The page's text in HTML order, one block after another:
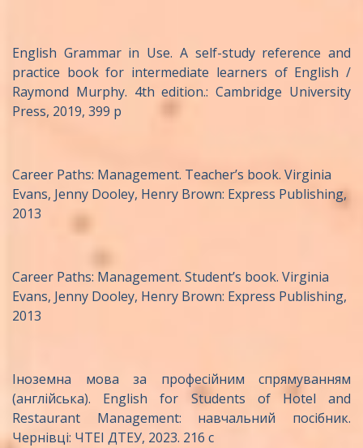
English Grammar in Use. A self-study reference and
practice book for intermediate learners of English /
Raymond Murphy. 4th edition.: Cambridge University
Press, 2019, 399 p
Career Paths: Management. Teacher’s book. Virginia
Evans, Jenny Dooley, Henry Brown: Express Publishing,
2013
Career Paths: Management. Student’s book. Virginia
Evans, Jenny Dooley, Henry Brown: Express Publishing,
2013
Іноземна мова за професійним спрямуванням
(англійська). English for Students of Hotel and
Restaurant Management: навчальний посібник.
Чернівці: ЧТЕІ ДТЕУ, 2023. 216 с